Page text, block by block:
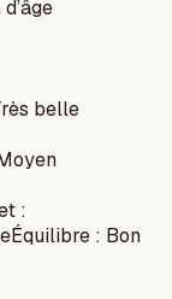
d’âge
belle
:
Équilibre : Bon